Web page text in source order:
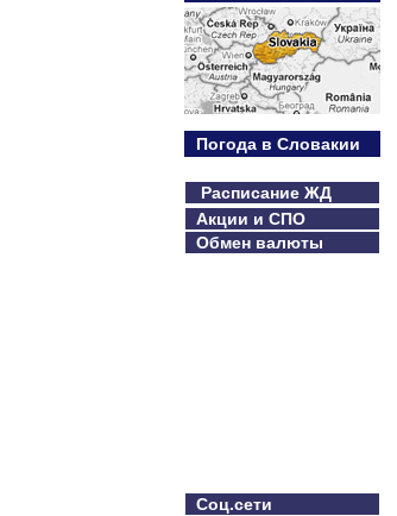
Погода в Словакии
Расписание ЖД
Акции и СПО
Обмен валюты
Соц.сети